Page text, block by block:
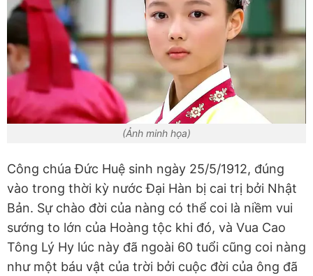
(Ảnh minh họa)
Công chúa Đức Huệ sinh ngày 25/5/1912, đúng
vào trong thời kỳ nước Đại Hàn bị cai trị bởi Nhật
Bản. Sự chào đời của nàng có thể coi là niềm vui
sướng to lớn của Hoàng tộc khi đó, và Vua Cao
Tông Lý Hy lúc này đã ngoài 60 tuổi cũng coi nàng
như một báu vật của trời bởi cuộc đời của ông đã